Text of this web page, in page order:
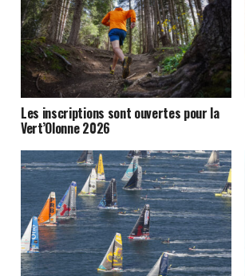
Les inscriptions sont ouvertes pour la
Vert’Olonne 2026